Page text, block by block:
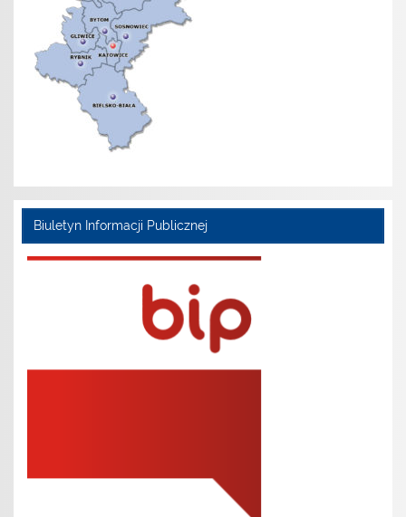
Biuletyn Informacji Publicznej